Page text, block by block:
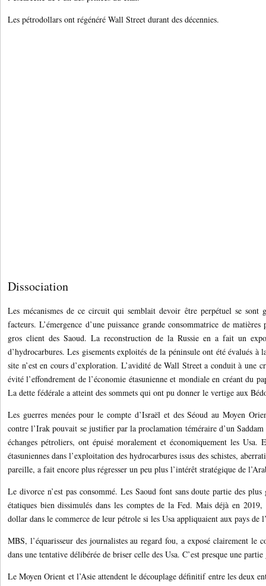
Les pétrodollars ont régénéré Wall Street durant des décennies.
Dissociation
Les mécanismes de ce circuit qui semblait devoir être perpétuel se sont
facteurs. L’émergence d’une puissance grande consommatrice de
gros client des Saoud. La reconstruction de la Russie en a fait un
d’hydrocarbures. Les gisements exploités de la péninsule ont été évalués à
site n’est en cours d’exploration. L’avidité de Wall Street a conduit à une
évité l’effondrement de l’économie étasunienne et mondiale en créant du
La dette fédérale a atteint des sommets qui ont pu donner le vertige aux
Les guerres menées pour le compte d’Israël et des Séoud au Moyen
contre l’Irak pouvait se justifier par la proclamation téméraire d’un
échanges pétroliers, ont épuisé moralement et économiquement les Usa.
étasuniennes dans l’exploitation des hydrocarbures issus des schistes,
pareille, a fait encore plus régresser un peu plus l’intérêt stratégique de
Le divorce n’est pas consommé. Les Saoud font sans doute partie des plus
étatiques bien dissimulés dans les comptes de la Fed. Mais déjà en
dollar dans le commerce de leur pétrole si les Usa appliquaient aux pays de
MBS, l’équarisseur des journalistes au regard fou, a exposé clairement le
dans une tentative délibérée de briser celle des Usa. C’est presque une partie
Le Moyen Orient et l’Asie attendent le découplage définitif entre les deux